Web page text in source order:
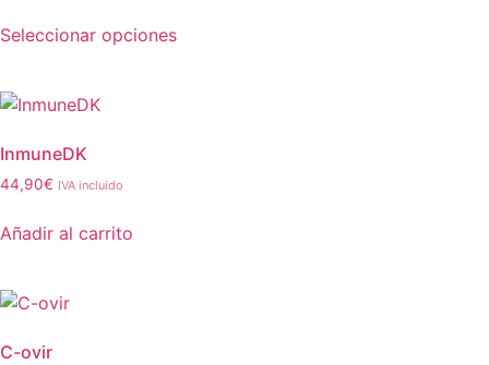
Seleccionar opciones
InmuneDK
44,90€ IVA incluido
Añadir al carrito
C-ovir